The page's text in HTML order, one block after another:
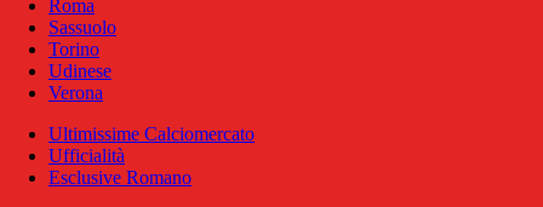
Roma
Sassuolo
Torino
Udinese
Verona
Ultimissime Calciomercato
Ufficialità
Esclusive Romano